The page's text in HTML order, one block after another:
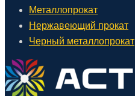
Металлопрокат
Нержавеющий прокат
Черный металлопрокат